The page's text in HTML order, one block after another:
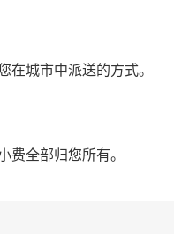
在城市中派送的方式。
费全部归您所有。